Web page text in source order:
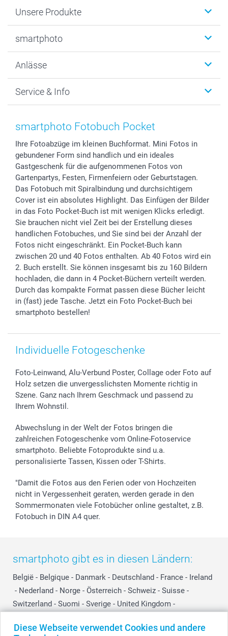
Diese Webseite verwendet Cookies und andere
Unsere Produkte
Fotogeschenke
MyNameBook
Fotoabzüge, Fotos als Buch & Poster
Zubehör & Material
Foto-Kalender & Agenden
Sticker & Etiketten
Geschenk-Gutscheine (PDF)
smartphoto
Warum smartphoto
Datenschutz
Impressum
Presse
Partnerprogramme
Investor Relations
B2B smartbusiness
Widerrufsrecht
Anlässe
Neujahr
Muttertag
Kommunion & Konfirmation
Hochzeit
Geburtstag
Geburt
Zu allen Anlässen
Service & Info
Anmelden /Registrieren
Preise und Versandkosten
Lieferfristen
72h Lieferung
Zahlungsmöglichkeiten
Sitemap
Status der Bestellung
smartfriends
smartgarantie
smartbonus
smartphoto Fotobuch Pocket
Ihre Fotoabzüge im kleinen Buchformat. Mini Fotos in
gebundener Form sind handlich und ein ideales
Gastgeschenk für die aufgenommenen Fotos von
Gartenpartys, Festen, Firmenfeiern oder Geburtstagen.
Das Fotobuch mit Spiralbindung und durchsichtigem
Cover ist ein absolutes Highlight. Das Einfügen der Bilder
in das Foto Pocket-Buch ist mit wenigen Klicks erledigt.
Sie brauchen nicht viel Zeit bei der Erstellung dieses
handlichen Fotobuches, und Sie sind bei der Anzahl der
Fotos nicht eingeschränkt. Ein Pocket-Buch kann
zwischen 20 und 40 Fotos enthalten. Ab 40 Fotos wird ein
2. Buch erstellt. Sie können insgesamt bis zu 160 Bildern
hochladen, die dann in 4 Pocket-Büchern verteilt werden.
Durch das kompakte Format passen diese Bücher leicht
in (fast) jede Tasche. Jetzt ein Foto Pocket-Buch bei
smartphoto bestellen!
Individuelle Fotogeschenke
Foto-Leinwand, Alu-Verbund Poster, Collage oder Foto auf
Holz setzen die unvergesslichsten Momente richtig in
Szene. Ganz nach Ihrem Geschmack und passend zu
Ihrem Wohnstil.
Abwechslung in der Welt der Fotos bringen die
zahlreichen Fotogeschenke vom Online-Fotoservice
smartphoto. Beliebte Fotoprodukte sind u.a.
personalisierte Tassen, Kissen oder T-Shirts.
"Damit die Fotos aus den Ferien oder von Hochzeiten
nicht in Vergessenheit geraten, werden gerade in den
Sommermonaten viele Fotobücher online gestaltet, z.B.
Fotobuch in DIN A4 quer.
smartphoto gibt es in diesen Ländern:
België - Belgique - Danmark - Deutschland - France - Ireland
- Nederland - Norge - Österreich - Schweiz - Suisse -
Switzerland - Suomi - Sverige - United Kingdom -
Other Countries